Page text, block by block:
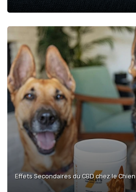
Effets Secondaires du CBD chez le Chien